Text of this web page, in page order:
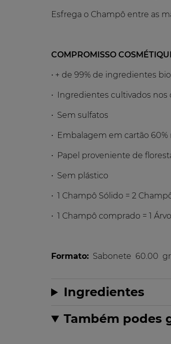
Esfrega o Champô entre as
COMPROMISSO
• + de 99% de ingredientes
• Ingredientes cultivados nos
• Sem sulfatos
• Embalagem em cartão 60%
• Papel proveniente de
• Sem plástico
• 1 Champô Sólido = 2
• 1 Champô comprado = 1
Formato: Sabonete 60.00 gr
Ingredientes
Também podes